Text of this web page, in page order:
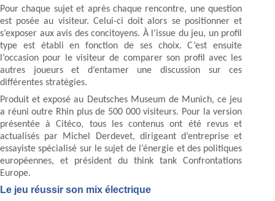
Pour chaque sujet et après chaque rencontre, une question
est posée au visiteur. Celui-ci doit alors se positionner et
s’exposer aux avis des concitoyens. À l’issue du jeu, un profil
type est établi en fonction de ses choix. C’est ensuite
l’occasion pour le visiteur de comparer son profil avec les
autres joueurs et d’entamer une discussion sur ces
différentes stratégies.
Produit et exposé au Deutsches Museum de Munich, ce jeu
a réuni outre Rhin plus de 500 000 visiteurs. Pour la version
présentée à Citéco, tous les contenus ont été revus et
actualisés par Michel Derdevet, dirigeant d’entreprise et
essayiste spécialisé sur le sujet de l’énergie et des politiques
européennes, et président du think tank Confrontations
Europe.
Le jeu réussir son mix électrique